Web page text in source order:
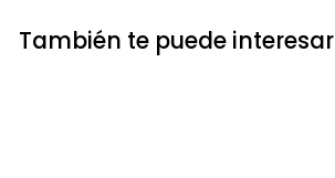
También te puede interesar